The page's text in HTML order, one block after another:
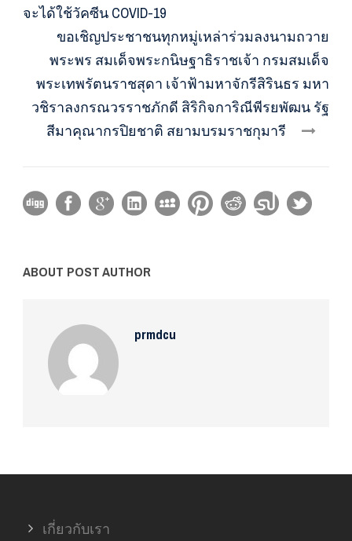
จะได้ใช้วัคซีน COVID-19
ขอเชิญประชาชนทุกหมู่เหล่าร่วมลงนามถวาย
พระพร สมเด็จพระกนิษฐาธิราชเจ้า กรมสมเด็จ
พระเทพรัตนราชสุดา เจ้าฟ้ามหาจักรีสิรินธร มหา
วชิราลงกรณวรราชภักดี สิริกิจการิณีพีรยพัฒน รัฐ
สีมาคุณากรปิยชาติ สยามบรมราชกุมารี
ABOUT POST AUTHOR
prmdcu
เกี่ยวกับเรา